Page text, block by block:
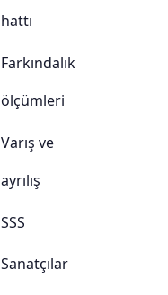
hattı
Farkındalık
ölçümleri
Varış ve
ayrılış
SSS
Sanatçılar